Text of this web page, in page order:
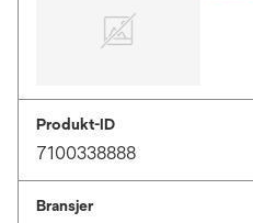
Produkt-ID
7100338888
Bransjer